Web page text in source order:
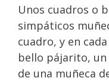
Unos cuadros o
simpáticos
cuadro, y en
bello pájarito, un
de una muñeca